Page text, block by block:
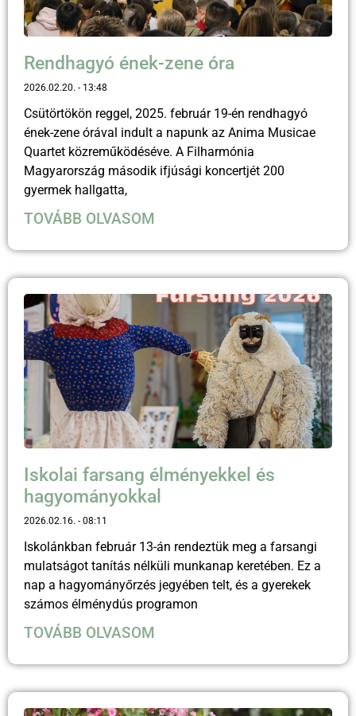
Rendhagyó ének-zene óra
2026.02.20. 13:48
Csütörtökön reggel, 2025. február 19-én rendhagyó
ének-zene órával indult a napunk az Anima Musicae
Quartet közreműködéséve. A Filharmónia
Magyarország második ifjúsági koncertjét 200
gyermek hallgatta,
TOVÁBB OLVASOM
Iskolai farsang élményekkel és
hagyományokkal
2026.02.16. 08:11
Iskolánkban február 13-án rendeztük meg a farsangi
mulatságot tanítás nélküli munkanap keretében. Ez a
nap a hagyományőrzés jegyében telt, és a gyerekek
számos élménydús programon
TOVÁBB OLVASOM